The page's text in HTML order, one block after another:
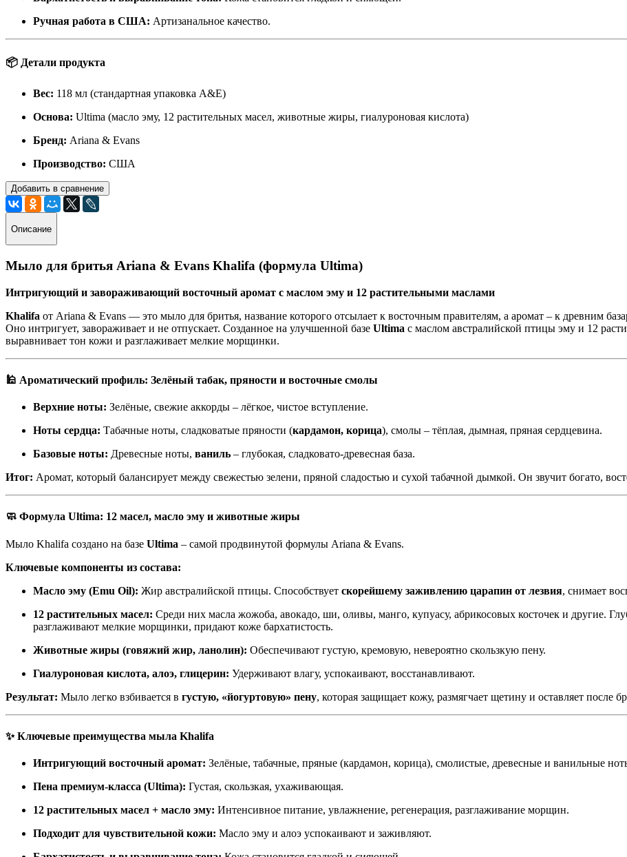
Ручная работа в США: Артизанальное качество.
📦 Детали продукта
Вес: 118 мл (стандартная упаковка A&E)
Основа: Ultima (масло эму, 12 растительных масел, животные жиры, гиалуроновая кислота)
Бренд: Ariana & Evans
Производство: США
Добавить в сравнение
Описание
Мыло для бритья Ariana & Evans Khalifa (формула Ultima)
Интригующий и завораживающий восточный аромат с маслом эму и 12 растительными маслами
Khalifa от Ariana & Evans — это мыло для бритья, название которого отсылает к восточным правителям, а аромат – к древним
Оно интригует, завораживает и не отпускает. Созданное на улучшенной базе Ultima с маслом австралийской птицы эму и 12
выравнивает тон кожи и разглаживает мелкие морщинки.
🕌 Ароматический профиль: Зелёный табак, пряности и восточные смолы
Верхние ноты: Зелёные, свежие аккорды – лёгкое, чистое вступление.
Ноты сердца: Табачные ноты, сладковатые пряности (кардамон, корица), смолы – тёплая, дымная, пряная сердцевина.
Базовые ноты: Древесные ноты, ваниль – глубокая, сладковато-древесная база.
Итог: Аромат, который балансирует между свежестью зелени, пряной сладостью и сухой табачной дымкой. Он звучит богато,
🧼 Формула Ultima: 12 масел, масло эму и животные жиры
Мыло Khalifa создано на базе Ultima – самой продвинутой формулы Ariana & Evans.
Ключевые компоненты из состава:
Масло эму (Emu Oil): Жир австралийской птицы. Способствует скорейшему заживлению царапин от лезвия, снимает
12 растительных масел: Среди них масла жожоба, авокадо, ши, оливы, манго, купуасу, абрикосовых косточек и другие.
разглаживают мелкие морщинки, придают коже бархатистость.
Животные жиры (говяжий жир, ланолин): Обеспечивают густую, кремовую, невероятно скользкую пену.
Гиалуроновая кислота, алоэ, глицерин: Удерживают влагу, успокаивают, восстанавливают.
Результат: Мыло легко взбивается в густую, «йогуртовую» пену, которая защищает кожу, размягчает щетину и оставляет после
✨ Ключевые преимущества мыла Khalifa
Интригующий восточный аромат: Зелёные, табачные, пряные (кардамон, корица), смолистые, древесные и ванильные
Пена премиум-класса (Ultima): Густая, скользкая, ухаживающая.
12 растительных масел + масло эму: Интенсивное питание, увлажнение, регенерация, разглаживание морщин.
Подходит для чувствительной кожи: Масло эму и алоэ успокаивают и заживляют.